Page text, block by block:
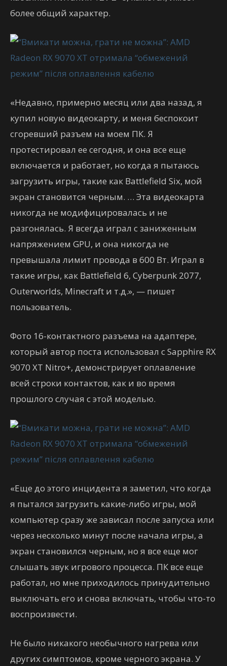
более общий характер.
«Недавно, примерно месяц или два назад, я
купил новую видеокарту, и меня беспокоит
сгоревший разъем на моем ПК. Я
протестировал ее сегодня, и она все еще
включается и работает, но когда я пытаюсь
загрузить игры, такие как Battlefield Six, мой
экран становится черным. … Эта видеокарта
никогда не модифицировалась и не
разгонялась. Я всегда играл с заниженным
напряжением GPU, и она никогда не
превышала лимит провода в 600 Вт. Играл в
такие игры, как Battlefield 6, Cyberpunk 2077,
Outerworlds, Minecraft и т.д.», — пишет
пользователь.
Фото 16-контактного разъема на адаптере,
который автор поста использовал с Sapphire RX
9070 XT Nitro+, демонстрирует оплавление
всей строки контактов, как и во время
прошлого случая с этой моделью.
«Еще до этого инцидента я заметил, что когда
я пытался загрузить какие-либо игры, мой
компьютер сразу же зависал после запуска или
через несколько минут после начала игры, а
экран становился черным, но я все еще мог
слышать звук игрового процесса. ПК все еще
работал, но мне приходилось принудительно
выключать его и снова включать, чтобы что-то
воспроизвести.
Не было никакого необычного нагрева или
других симптомов, кроме черного экрана. У